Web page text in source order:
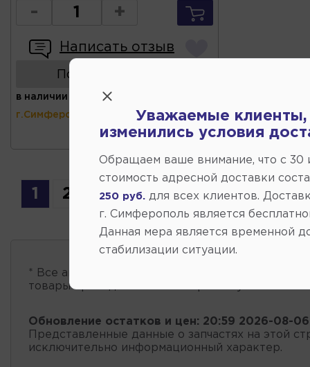
- +
Написать отзыв
Показать аналоги
в наличии (ул.Коммунальная 43,
г.Симферополь)
1 2
* Все автозапчасти
товары проходит несколько раз в сутки.
Обновление остатков и цен: 20:59 2026-08-06
Представленные данные о запчастях на этой
исключительно информационный характер.
Уважаемые клиенты,
изменились условия
Обращаем ваше внимание, что c 30
стоимость адресной доставки
250 руб. для всех клиентов.
г. Симферополь является
Данная мера является временной
стабилизации ситуации.